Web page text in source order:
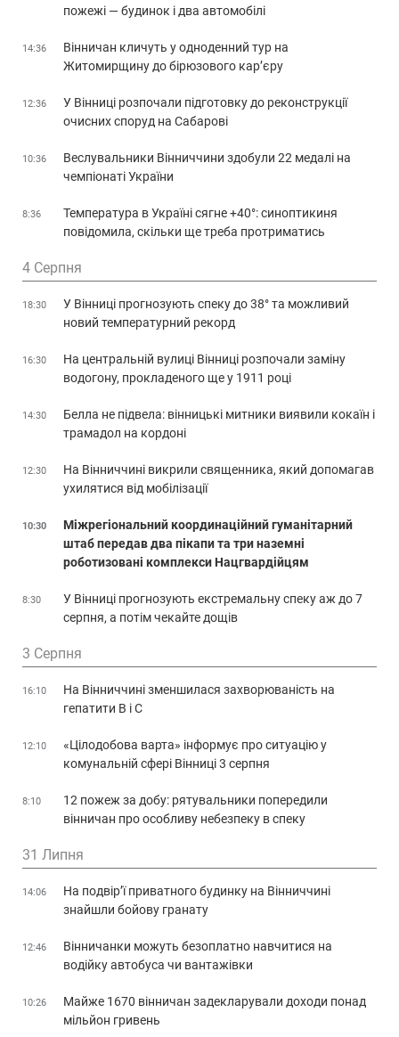
пожежі — будинок і два автомобілі
14:36
Вінничан кличуть у одноденний тур на
Житомирщину до бірюзового кар’єру
12:36
У Вінниці розпочали підготовку до реконструкції
очисних споруд на Сабарові
10:36
Веслувальники Вінниччини здобули 22 медалі на
чемпіонаті України
8:36
Температура в Україні сягне +40°: синоптикиня
повідомила, скільки ще треба протриматись
4 Серпня
18:30
У Вінниці прогнозують спеку до 38° та можливий
новий температурний рекорд
16:30
На центральній вулиці Вінниці розпочали заміну
водогону, прокладеного ще у 1911 році
14:30
Белла не підвела: вінницькі митники виявили кокаїн і
трамадол на кордоні
12:30
На Вінниччині викрили священника, який допомагав
ухилятися від мобілізації
10:30
Міжрегіональний координаційний гуманітарний
штаб передав два пікапи та три наземні
роботизовані комплекси Нацгвардійцям
8:30
У Вінниці прогнозують екстремальну спеку аж до 7
серпня, а потім чекайте дощів
3 Серпня
16:10
На Вінниччині зменшилася захворюваність на
гепатити В і С
12:10
«Цілодобова варта» інформує про ситуацію у
комунальній сфері Вінниці 3 серпня
8:10
12 пожеж за добу: рятувальники попередили
вінничан про особливу небезпеку в спеку
31 Липня
14:06
На подвір’ї приватного будинку на Вінниччині
знайшли бойову гранату
12:46
Вінничанки можуть безоплатно навчитися на
водійку автобуса чи вантажівки
10:26
Майже 1670 вінничан задекларували доходи понад
мільйон гривень